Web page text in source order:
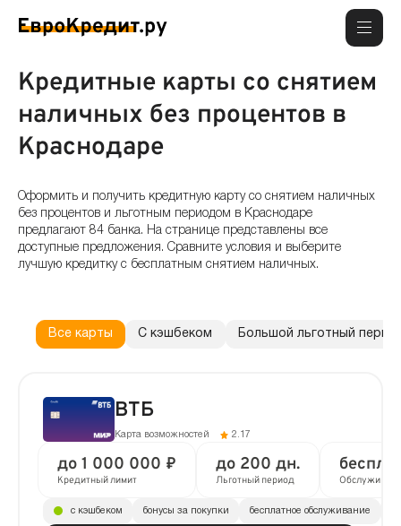
Кредитные карты со снятием
наличных без процентов в
Краснодаре
Оформить и получить кредитную карту со снятием наличных
без процентов и льготным периодом в Краснодаре
предлагают 84 банка. На странице представлены все
доступные предложения. Сравните условия и выберите
лучшую кредитку с бесплатным снятием наличных.
Все карты С кэшбеком Большой льготный
ВТБ
Карта возможностей 2.17
до 1 000 000 ₽
Кредитный лимит
до 200 дн.
Льготный период
с кэшбеком бонусы за покупки бесплатное обслуживание